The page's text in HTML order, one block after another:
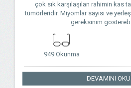
çok sık karşılaşılan rahimin kas
tümörleridir. Miyomlar sayısı ve
gereksinim
949 Okunma
DEVAMINI OKU